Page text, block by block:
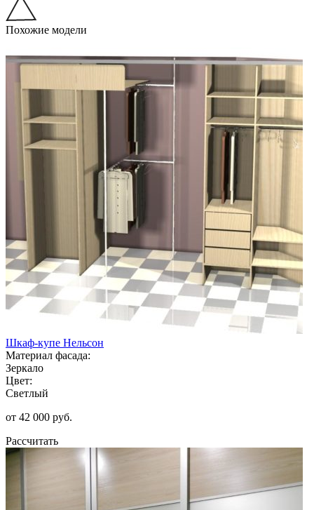
Похожие модели
Шкаф-купе Нельсон
Материал фасада:
Зеркало
Цвет:
Светлый
от 42 000 руб.
Рассчитать